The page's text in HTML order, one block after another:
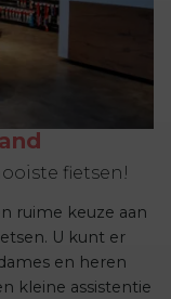
fietsen!
ruime keuze aan
U kunt er
en heren
kleine assistentie